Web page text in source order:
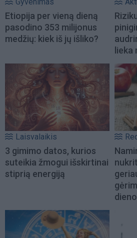
Etiopija per vieną dieną
pasodino 353 milijonus
medžių: kiek iš jų išliko?
Laisvalaikis
3 gimimo datos, kurios
suteikia žmogui išskirtinai
stiprią energiją